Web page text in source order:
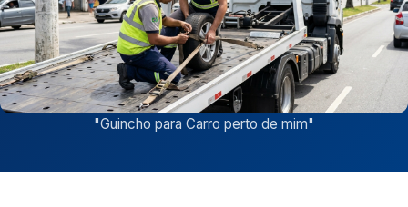
"Guincho para Carro perto de mim"